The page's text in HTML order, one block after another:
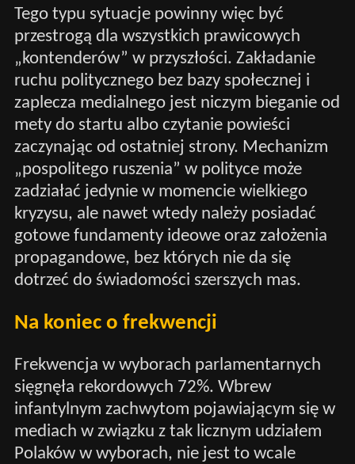
Tego typu sytuacje powinny więc być
przestrogą dla wszystkich prawicowych
„kontenderów” w przyszłości. Zakładanie
ruchu politycznego bez bazy społecznej i
zaplecza medialnego jest niczym bieganie od
mety do startu albo czytanie powieści
zaczynając od ostatniej strony. Mechanizm
„pospolitego ruszenia” w polityce może
zadziałać jedynie w momencie wielkiego
kryzysu, ale nawet wtedy należy posiadać
gotowe fundamenty ideowe oraz założenia
propagandowe, bez których nie da się
dotrzeć do świadomości szerszych mas.
Na koniec o frekwencji
Frekwencja w wyborach parlamentarnych
sięgnęła rekordowych 72%. Wbrew
infantylnym zachwytom pojawiającym się w
mediach w związku z tak licznym udziałem
Polaków w wyborach, nie jest to wcale